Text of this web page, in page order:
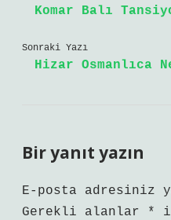
Komar Balı
Sonraki Yazı
Hizar Osmanlıca
Bir yanıt yazın
E-posta adresiniz
Gerekli alanlar
*